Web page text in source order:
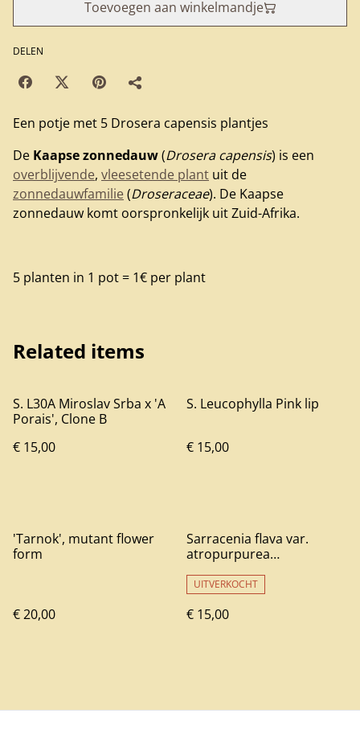
Toevoegen aan winkelmandje
DELEN
Een potje met 5 Drosera capensis plantjes
De Kaapse zonnedauw(Drosera capensis) is een
overblijvende, vleesetende plant uit de
zonnedauwfamilie(Droseraceae). De Kaapse
zonnedauw komt oorspronkelijk uit Zuid-Afrika.
5 planten in 1 pot = 1€ per plant
Related items
S. L30A Miroslav Srba x 'A
Porais', Clone B
€ 15,00
S. Leucophylla Pink lip
€ 15,00
'Tarnok', mutant flower
form
€ 20,00
Sarracenia flava var.
atropurpurea
UITVERKOCHT
€ 15,00